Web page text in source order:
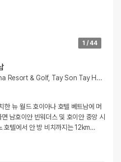
1 / 44
Resort & Golf, Tay Son Tay Hamlet
한 뉴 월드 호이아나 호텔 베트남에 머
남호이안 빈워더스 및 호이안 중앙 시
호텔에서 안 방 비치까지는 12km…